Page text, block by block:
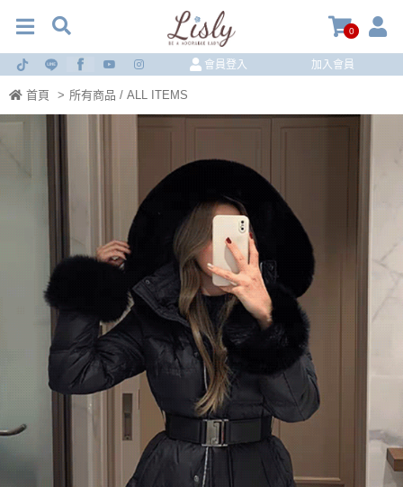
0
會員登入 加入會員
首頁 > 所有商品 / ALL ITEMS